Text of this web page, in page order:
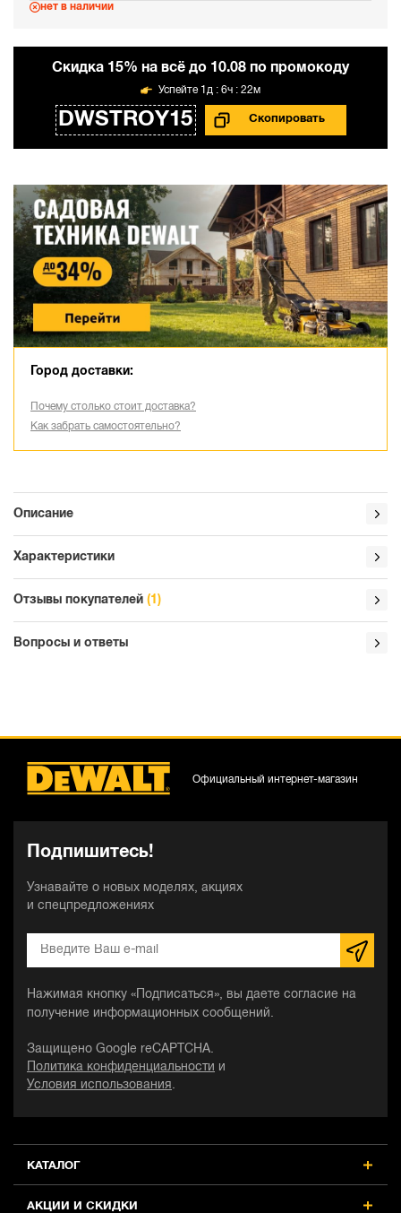
нет в наличии
Cкидка 15% на всё до 10.08 по промокоду
DWSTROY15
1д : 6ч : 22м
Город доставки:
Почему столько стоит доставка?
Как забрать самостоятельно?
Описание
Характеристики
Отзывы покупателей (1)
Вопросы и ответы
КАТАЛОГ
АКЦИИ И СКИДКИ
Подпишитесь!
Узнавайте о новых моделях, акциях
и спецпредложениях
Нажимая кнопку «Подписаться», вы даете согласие на
получение информационных сообщений.
Защищено Google reCAPTCHA.
Политика конфиденциальности и
Условия использования.
Официальный интернет-магазин